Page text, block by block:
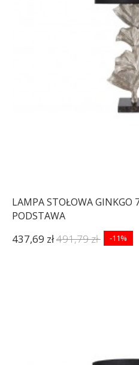
LAMPA STOŁOWA GINKGO
PODSTAWA
437,69 zł491,79 zł -11%